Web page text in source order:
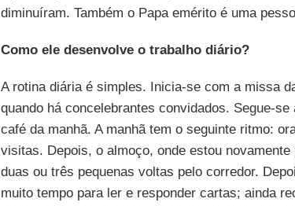
diminuíram. Também o Papa emérito é uma
Como ele desenvolve o trabalho diário?
A rotina diária é simples. Inicia-se com a missa
quando há concelebrantes convidados. Segue-se
café da manhã. A manhã tem o seguinte ritmo:
visitas. Depois, o almoço, onde estou
duas ou três pequenas voltas pelo corredor.
muito tempo para ler e responder cartas; ainda